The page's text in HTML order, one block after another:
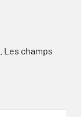
Les champs